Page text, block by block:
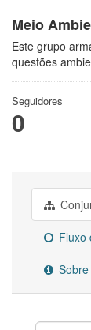
Meio
Este grupo
questões
Seguidores
0
Fluxo
Sobre